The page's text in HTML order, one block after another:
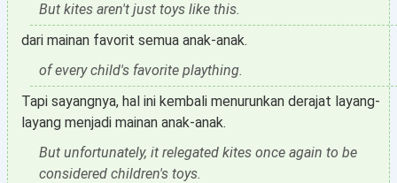
But kites aren't just toys like this.
dari mainan favorit semua anak-anak.
of every child's favorite plaything.
Tapi sayangnya, hal ini kembali menurunkan derajat layang-
layang menjadi mainan anak-anak.
But unfortunately, it relegated kites once again to be
considered children's toys.